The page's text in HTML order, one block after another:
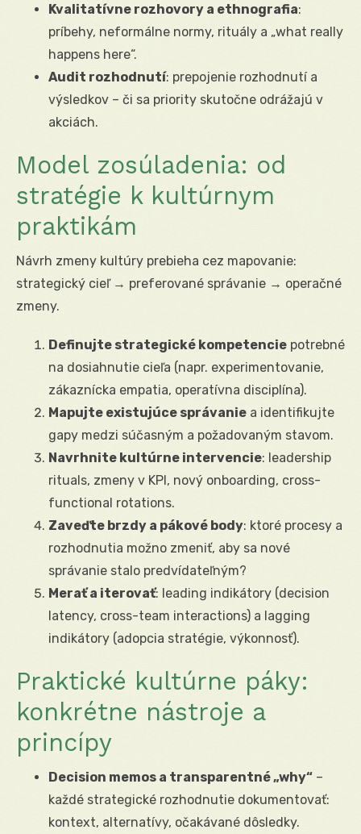
Kvalitatívne rozhovory a ethnografia:
príbehy, neformálne normy, rituály a „what really
happens here“.
Audit rozhodnutí: prepojenie rozhodnutí a
výsledkov – či sa priority skutočne odrážajú v
akciách.
Model zosúladenia: od
stratégie k kultúrnym
praktikám
Návrh zmeny kultúry prebieha cez mapovanie:
strategický cieľ → preferované správanie → operačné
zmeny.
Definujte strategické kompetencie potrebné
na dosiahnutie cieľa (napr. experimentovanie,
zákaznícka empatia, operatívna disciplína).
Mapujte existujúce správanie a identifikujte
gapy medzi súčasným a požadovaným stavom.
Navrhnite kultúrne intervencie: leadership
rituals, zmeny v KPI, nový onboarding, cross-
functional rotations.
Zaveďte brzdy a pákové body: ktoré procesy a
rozhodnutia možno zmeniť, aby sa nové
správanie stalo predvídateľným?
Merať a iterovať: leading indikátory (decision
latency, cross-team interactions) a lagging
indikátory (adopcia stratégie, výkonnosť).
Praktické kultúrne páky:
konkrétne nástroje a
princípy
Decision memos a transparentné „why“ –
každé strategické rozhodnutie dokumentovať:
kontext, alternatívy, očakávané dôsledky.